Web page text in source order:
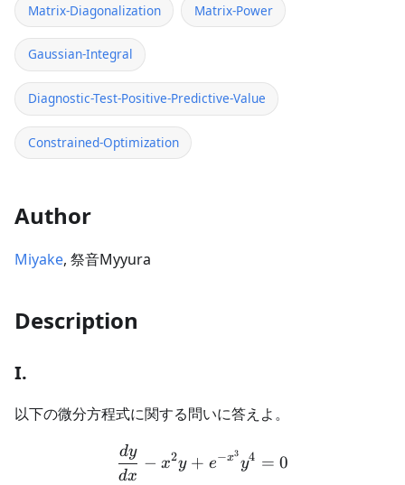
Matrix-Diagonalization Matrix-Power
Gaussian-Integral
Diagnostic-Test-Positive-Predictive-Value
Constrained-Optimization
Author
Miyake, 祭音Myyura
Description
I.
以下の微分方程式に関する問いに答えよ。
\frac{dy}{dx} - x^2y +
dx
dy
− x2y + e−x3
y4 = 0